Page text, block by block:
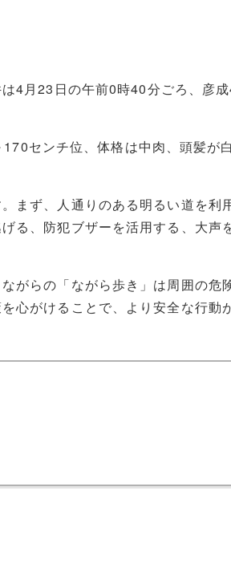
4月23日の午前0時40分ごろ、彦
センチ位、体格は中肉、頭髪が
まず、人通りのある明るい道を利
る、防犯ブザーを活用する、大声
がらの「ながら歩き」は周囲の危
心がけることで、より安全な行動